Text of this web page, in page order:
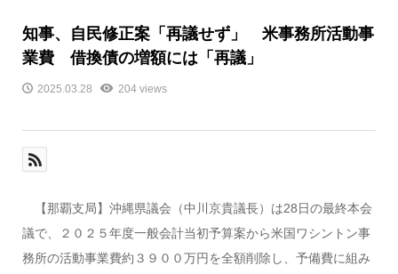
知事、自民修正案「再議せず」 米事務所活動事
業費 借換債の増額には「再議」
2025.03.28 204 views
【那覇支局】沖縄県議会（中川京貴議長）は28日の最終本会
議で、２０２５年度一般会計当初予算案から米国ワシントン事
務所の活動事業費約３９００万円を全額削除し、予備費に組み